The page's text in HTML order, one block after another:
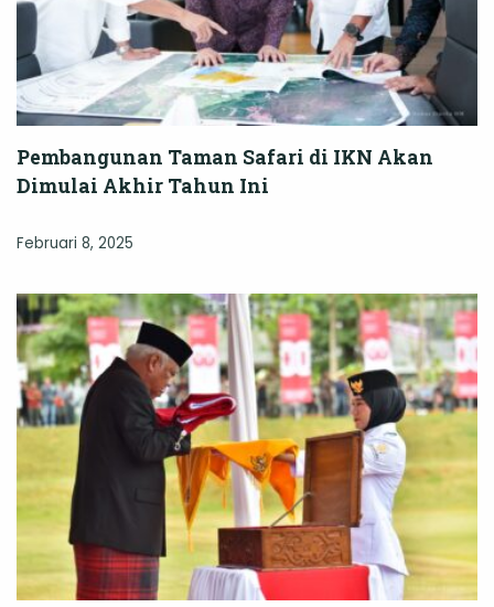
Pembangunan Taman Safari di IKN Akan
Dimulai Akhir Tahun Ini
Februari 8, 2025